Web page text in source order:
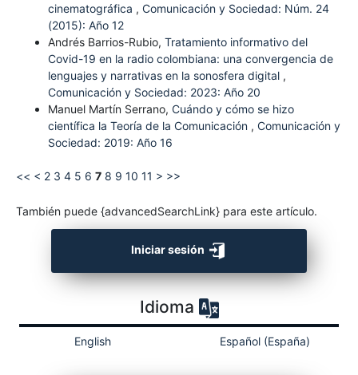
cinematográfica , Comunicación y Sociedad: Núm. 24
(2015): Año 12
Andrés Barrios-Rubio, Tratamiento informativo del
Covid-19 en la radio colombiana: una convergencia de
lenguajes y narrativas en la sonosfera digital ,
Comunicación y Sociedad: 2023: Año 20
Manuel Martín Serrano, Cuándo y cómo se hizo
científica la Teoría de la Comunicación , Comunicación y
Sociedad: 2019: Año 16
<< < 2 3 4 5 6 7 8 9 10 11 > >>
También puede {advancedSearchLink} para este artículo.
Iniciar sesión
Idioma
English Español (España)